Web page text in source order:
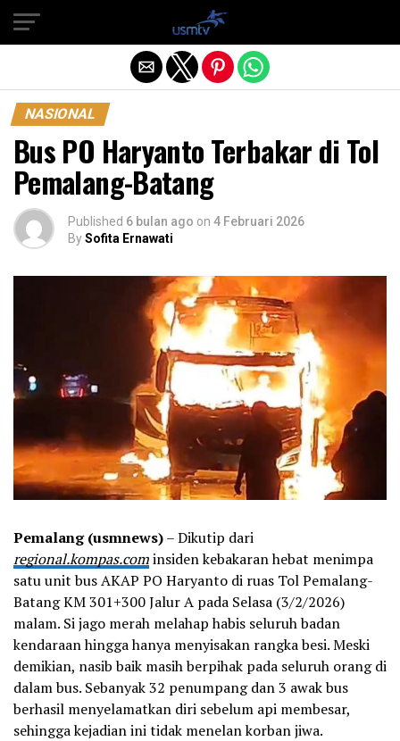
NASIONAL
Bus PO Haryanto Terbakar di Tol
Pemalang-Batang
Published 6 bulan ago on 4 Februari 2026
BySofita Ernawati
Pemalang (usmnews)– Dikutip dari
regional.kompas.cominsiden kebakaran hebat menimpa
satu unit bus AKAP PO Haryanto di ruas Tol Pemalang-
Batang KM 301+300 Jalur A pada Selasa (3/2/2026)
malam. Si jago merah melahap habis seluruh badan
kendaraan hingga hanya menyisakan rangka besi. Meski
demikian, nasib baik masih berpihak pada seluruh orang di
dalam bus. Sebanyak 32 penumpang dan 3 awak bus
berhasil menyelamatkan diri sebelum api membesar,
sehingga kejadian ini tidak menelan korban jiwa.
Exit mobile version